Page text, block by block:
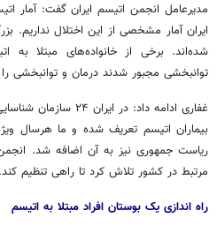
مدیرعامل انجمن اتیسمایران گفت: آمار
ایران آمار مشخصی از این اختلال نداریم.
شده‌اند. برخی از خانواده‌های مبتلا به
توانبخشی مجبور شدند درمان و توانبخشی را
غفاری ادامه داد: در
بیماران اتیسم
ریاست جمهوری نیز به آن اضافه شد.
مرتبط در کشور تلاش کرد تا راهی تنظیم کند.
راه اندازی یک بوستان افراد مبتلا به اتیسم